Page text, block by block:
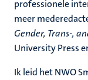
professionele
meer
Gender, Trans-,
University Press
Ik leid het NWO